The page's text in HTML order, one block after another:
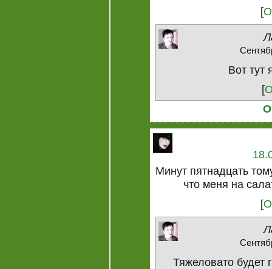
[
Вот тут
[
Минут пятнадцать
что меня на
[
Тяжеловато будет